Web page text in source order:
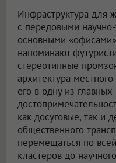
Инфраструктура для
с передовыми
основными
напоминают
стереотипные
архитектура
его в одну из
как досуговые, так и
общественного
перемещаться по
кластеров до